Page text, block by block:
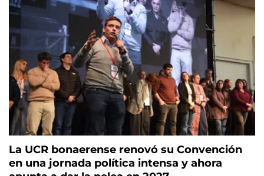
La UCR bonaerense renovó su Convención
en una jornada política intensa y ahora